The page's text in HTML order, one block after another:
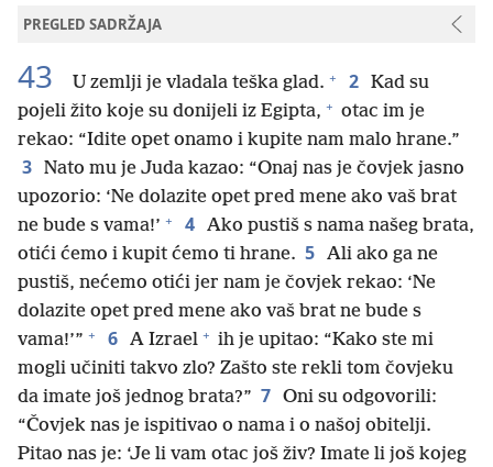
PREGLED SADRŽAJA
43 U zemlji je vladala teška glad. + 2 Kad su
pojeli žito koje su donijeli iz Egipta, + otac im je
rekao: “Idite opet onamo i kupite nam malo hrane.”
3 Nato mu je Juda kazao: “Onaj nas je čovjek jasno
upozorio: ‘Ne dolazite opet pred mene ako vaš brat
ne bude s vama!’ + 4 Ako pustiš s nama našeg brata,
otići ćemo i kupit ćemo ti hrane. 5 Ali ako ga ne
pustiš, nećemo otići jer nam je čovjek rekao: ‘Ne
dolazite opet pred mene ako vaš brat ne bude s
vama!’” + 6 A Izrael + ih je upitao: “Kako ste mi
mogli učiniti takvo zlo? Zašto ste rekli tom čovjeku
da imate još jednog brata?” 7 Oni su odgovorili:
“Čovjek nas je ispitivao o nama i o našoj obitelji.
Pitao nas je: ‘Je li vam otac još živ? Imate li još kojeg